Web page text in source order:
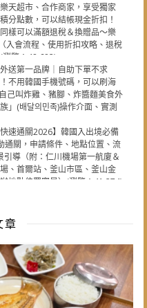
天超市、合作商家，享受獨家
分點數，可以結帳現金折扣！
樣可以滿額退稅＆換贈品～樂
入會流程、使用折扣攻略、退稅
覽：48,682)
送第一品牌｜自助下單不求
不用韓國手機號碼，可以刷海
己叫炸雞、豬腳、炸醬麵美食外
」(배달의민족)操作介面、實測
快速通關2026】韓國入出境必備
通關，申請條件、地點位置、流
導（附：仁川機場第一航廈＆
、首爾站、釜山市區、釜山金
地點位置實景）(瀏覽：41,274)
章